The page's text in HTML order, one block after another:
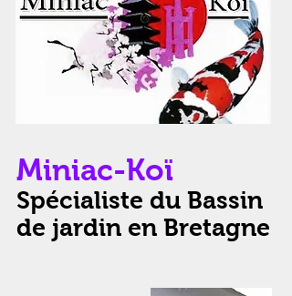
Miniac-Koï
Spécialiste du Bassin
de jardin en Bretagne